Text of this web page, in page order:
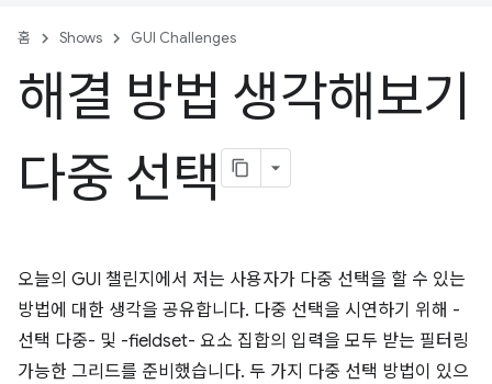
홈 Shows GUI Challenges
해결 방법 생각해보기
다중 선택
오늘의 GUI 챌린지에서 저는 사용자가 다중 선택을 할 수 있는
방법에 대한 생각을 공유합니다. 다중 선택을 시연하기 위해 -
선택 다중- 및 -fieldset- 요소 집합의 입력을 모두 받는 필터링
가능한 그리드를 준비했습니다. 두 가지 다중 선택 방법이 있으